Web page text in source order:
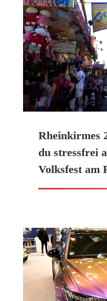
Rheinkirmes
du stressfrei
Volksfest am